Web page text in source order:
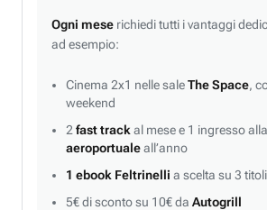
Ogni mese richiedi tutti i vantaggi
ad esempio:
Cinema 2x1 nelle saleThe Space,
weekend
2 fast track al mese e 1 ingresso alla
aeroportualeall’anno
1 ebook Feltrinelli a scelta su 3 titoli
5€ di sconto su 10€ da Autogrill